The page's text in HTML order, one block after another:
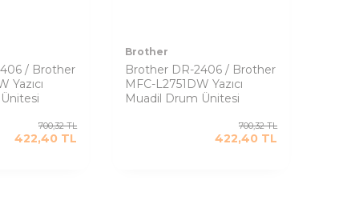
/ Brother
Yazıcı
700,32TL
422,40 TL
Brother
Brother DR-2406 / Brother
MFC-L2751DW Yazıcı
Muadil Drum Ünitesi
700,32TL
422,40 TL